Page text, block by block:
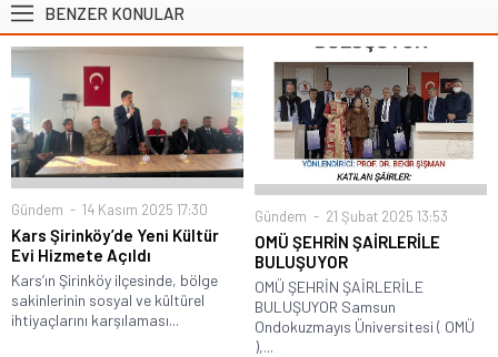
BENZER KONULAR
Gündem 14 Kasım 2025 17:30
Kars Şirinköy’de Yeni Kültür
Evi Hizmete Açıldı
Kars’ın Şirinköy ilçesinde, bölge
sakinlerinin sosyal ve kültürel
ihtiyaçlarını karşılaması...
Gündem 21 Şubat 2025 13:53
OMÜ ŞEHRİN ŞAİRLERİLE
BULUŞUYOR
OMÜ ŞEHRİN ŞAİRLERİLE
BULUŞUYOR Samsun
Ondokuzmayıs Üniversitesi ( OMÜ
),...